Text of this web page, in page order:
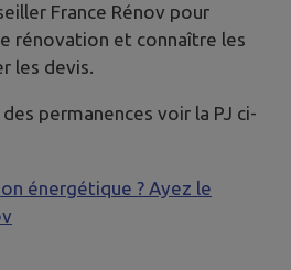
France Rénov pour
rénovation et connaître les
les devis.
permanences voir la PJ ci-
énergétique ? Ayez le